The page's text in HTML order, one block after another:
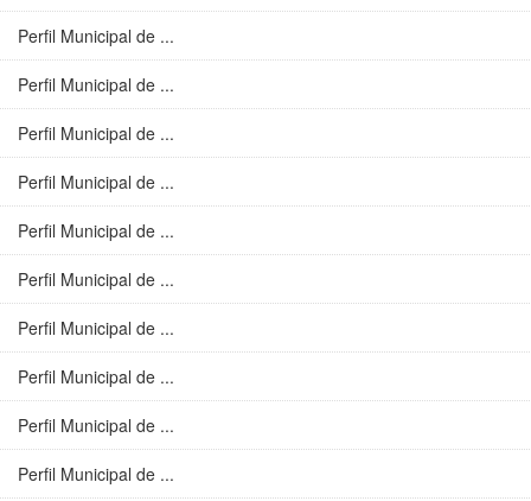
Perfil Municipal de ...
Perfil Municipal de ...
Perfil Municipal de ...
Perfil Municipal de ...
Perfil Municipal de ...
Perfil Municipal de ...
Perfil Municipal de ...
Perfil Municipal de ...
Perfil Municipal de ...
Perfil Municipal de ...